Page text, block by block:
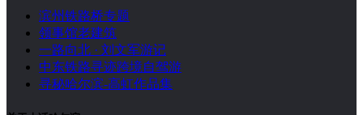
滨州铁路桥专题
领事馆老建筑
一路向北 · 刘文军游记
中东铁路寻迹跨境自驾游
寻秘哈尔滨-高虹作品集